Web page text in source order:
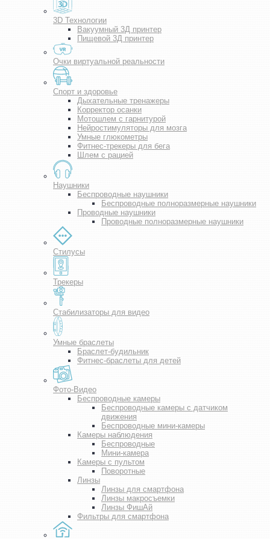
3D Технологии
Вакуумный 3Д принтер
Пищевой 3Д принтер
Очки виртуальной реальности
Спорт и здоровье
Дыхательные тренажеры
Корректор осанки
Мотошлем с гарнитурой
Нейростимуляторы для мозга
Умные глюкометры
Фитнес-трекеры для бега
Шлем с рацией
Наушники
Беспроводные наушники
Беспроводные полноразмерные наушники
Проводные наушники
Проводные полноразмерные наушники
Стилусы
Трекеры
Стабилизаторы для видео
Умные браслеты
Браслет-будильник
Фитнес-браслеты для детей
Фото-Видео
Беспроводные камеры
Беспроводные камеры с датчиком
движения
Беспроводные мини-камеры
Камеры наблюдения
Беспроводные
Мини-камера
Камеры с пультом
Поворотные
Линзы
Линзы для смартфона
Линзы макросъемки
Линзы ФишАй
Фильтры для смартфона